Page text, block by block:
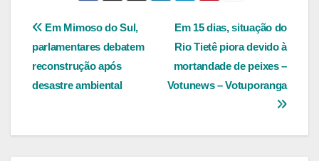
Navegação
de
Post
Em 15 dias, situação do
Rio Tietê piora devido à
mortandade de peixes –
Votunews – Votuporanga
Em Mimoso do Sul,
parlamentares debatem
reconstrução após
desastre ambiental